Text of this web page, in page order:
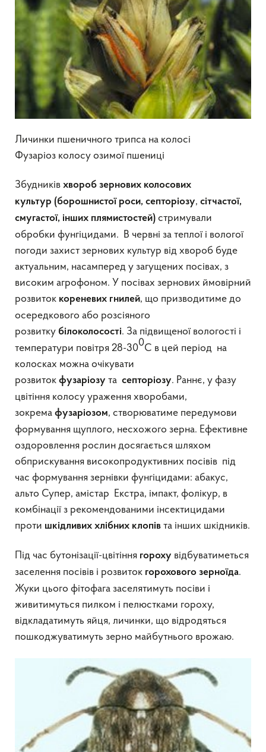
Личинки пшеничного трипса на колосі
Фузаріоз колосу озимої пшениці
Збудників хвороб зернових колосових
культур (борошнистої роси, септоріозу, сітчастої,
смугастої, інших плямистостей) стримували
обробки фунгіцидами. В червні за теплої і вологої
погоди захист зернових культур від хвороб буде
актуальним, насамперед у загущених посівах, з
високим агрофоном. У посівах зернових ймовірний
розвиток кореневих гнилей, що призводитиме до
осередкового або розсіяного
розвитку білоколосості. За підвищеної вологості і
температури повітря 28-300С в цей період на
колосках можна очікувати
розвиток фузаріозу та септоріозу. Раннє, у фазу
цвітіння колосу ураження хворобами,
зокрема фузаріозом, створюватиме передумови
формування щуплого, несхожого зерна. Ефективне
оздоровлення рослин досягається шляхом
обприскування високопродуктивних посівів під
час формування зернівки фунгіцидами: абакус,
альто Супер, амістар Екстра, імпакт, фолікур, в
комбінації з рекомендованими інсектицидами
проти шкідливих хлібних клопів та інших шкідників.
Під час бутонізації-цвітіння гороху відбуватиметься
заселення посівів і розвиток горохового зерноїда.
Жуки цього фітофага заселятимуть посіви і
живитимуться пилком і пелюстками гороху,
відкладатимуть яйця, личинки, що відродяться
пошкоджуватимуть зерно майбутнього врожаю.